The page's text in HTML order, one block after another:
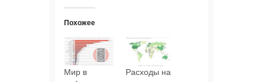
Похожее
Мир в
Расходы на